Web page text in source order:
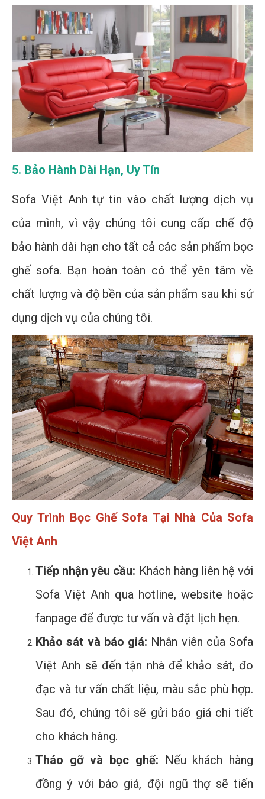
5. Bảo Hành Dài Hạn, Uy Tín
Sofa Việt Anh tự tin vào chất lượng dịch vụ
của mình, vì vậy chúng tôi cung cấp chế độ
bảo hành dài hạn cho tất cả các sản phẩm bọc
ghế sofa. Bạn hoàn toàn có thể yên tâm về
chất lượng và độ bền của sản phẩm sau khi sử
dụng dịch vụ của chúng tôi.
Quy Trình Bọc Ghế Sofa Tại Nhà Của Sofa
Việt Anh
Tiếp nhận yêu cầu: Khách hàng liên hệ với
Sofa Việt Anh qua hotline, website hoặc
fanpage để được tư vấn và đặt lịch hẹn.
Khảo sát và báo giá: Nhân viên của Sofa
Việt Anh sẽ đến tận nhà để khảo sát, đo
đạc và tư vấn chất liệu, màu sắc phù hợp.
Sau đó, chúng tôi sẽ gửi báo giá chi tiết
cho khách hàng.
Tháo gỡ và bọc ghế: Nếu khách hàng
đồng ý với báo giá, đội ngũ thợ sẽ tiến